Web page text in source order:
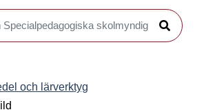
Sök
och lärverktyg